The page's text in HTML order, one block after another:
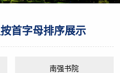
首字母排序展示
南强书院